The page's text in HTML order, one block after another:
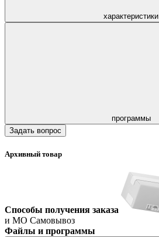
характеристики
программы
Задать вопрос
Архивный товар
Способы получения заказа
и МО Самовывоз
Файлы и программы